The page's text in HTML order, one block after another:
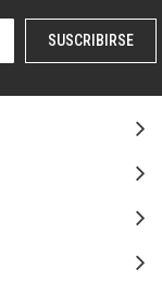
SUSCRIBIRSE